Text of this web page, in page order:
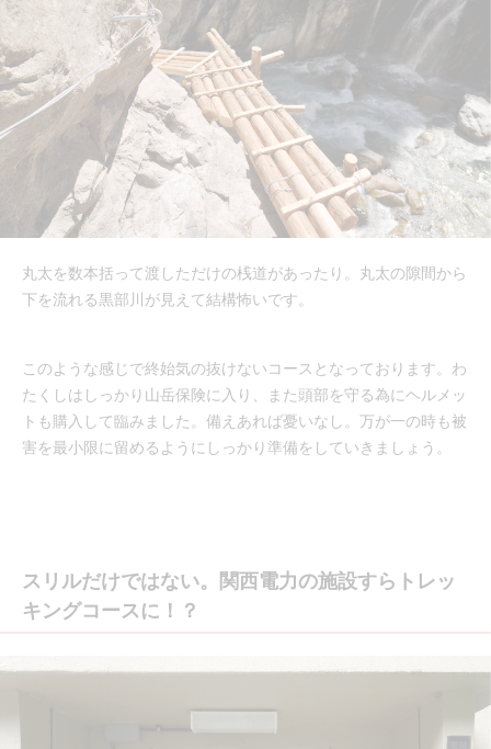
丸太を数本括って渡しただけの桟道があったり。丸太の隙間から
下を流れる黒部川が見えて結構怖いです。
このような感じで終始気の抜けないコースとなっております。わ
たくしはしっかり山岳保険に入り、また頭部を守る為にヘルメッ
トも購入して臨みました。備えあれば憂いなし。万が一の時も被
害を最小限に留めるようにしっかり準備をしていきましょう。
スリルだけではない。関西電力の施設すらトレッ
キングコースに！？